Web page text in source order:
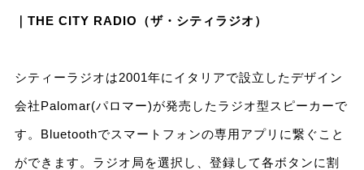
｜THE CITY RADIO（ザ・シティラジオ）
シティーラジオは2001年にイタリアで設立したデザイン
会社Palomar(パロマー)が発売したラジオ型スピーカーで
す。Bluetoothでスマートフォンの専用アプリに繋ぐこと
ができます。ラジオ局を選択し、登録して各ボタンに割